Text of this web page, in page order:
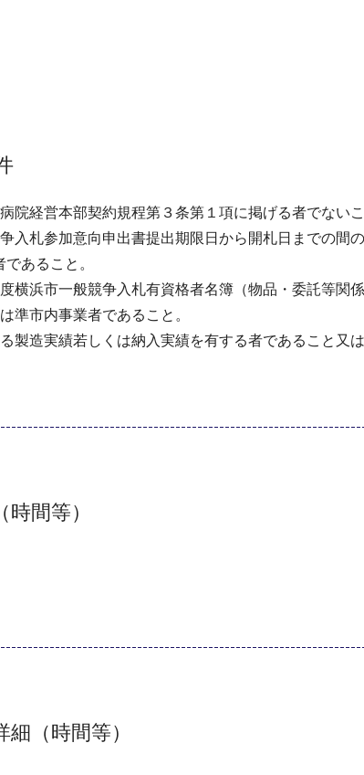
病院経営本部契約規程第３条第１項に掲げる者でない
争入札参加意向申出書提出期限日から開札日までの
あること。
度横浜市一般競争入札有資格者名簿（物品・委託等
準市内事業者であること。
る製造実績若しくは納入実績を有する者であること又
間等）
（時間等）